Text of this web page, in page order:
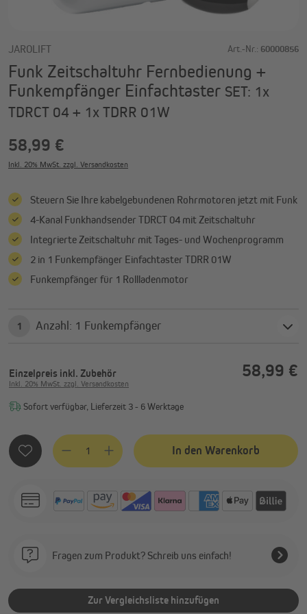
JAROLIFT Art.-Nr.: 60000856
Funk Zeitschaltuhr Fernbedienung +
Funkempfänger Einfachtaster SET: 1x
TDRCT 04 + 1x TDRR 01W
58,99 €
Inkl. 20% MwSt. zzgl. Versandkosten
Steuern Sie Ihre kabelgebundenen Rohrmotoren jetzt mit Funk
4-Kanal Funkhandsender TDRCT 04 mit Zeitschaltuhr
Integrierte Zeitschaltuhr mit Tages- und Wochenprogramm
2 in 1 Funkempfänger Einfachtaster TDRR 01W
Funkempfänger für 1 Rollladenmotor
1 Anzahl: 1 Funkempfänger
Einzelpreis inkl. Zubehör 58,99 €
Inkl. 20% MwSt. zzgl. Versandkosten
Sofort verfügbar, Lieferzeit 3 - 6 Werktage
Produkt Anzahl: Gib den gewünschten Wert ein oder
In den Warenkorb
Fragen zum Produkt? Schreib uns einfach!
Zur Vergleichsliste hinzufügen